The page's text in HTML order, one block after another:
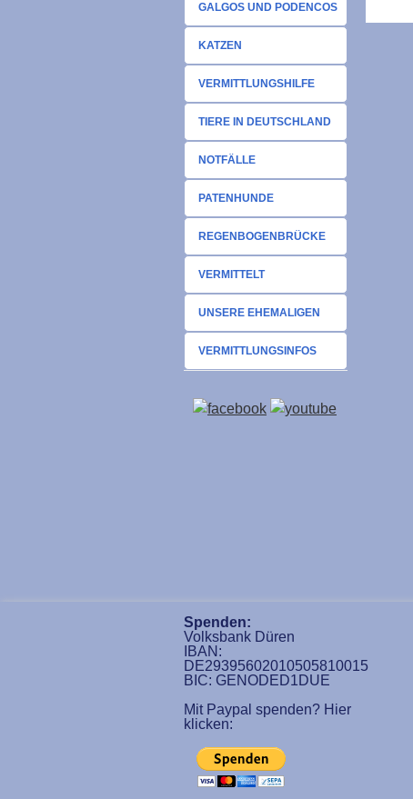
GALGOS UND PODENCOS
KATZEN
VERMITTLUNGSHILFE
TIERE IN DEUTSCHLAND
NOTFÄLLE
PATENHUNDE
REGENBOGENBRÜCKE
VERMITTELT
UNSERE EHEMALIGEN
VERMITTLUNGSINFOS
Spenden:
Volksbank Düren
IBAN:
DE29395602010505810015
BIC: GENODED1DUE
Mit Paypal spenden? Hier
klicken: